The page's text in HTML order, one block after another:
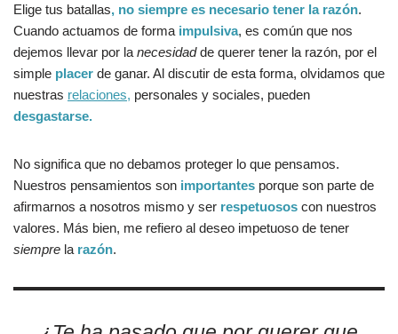
Elige tus batallas, no siempre es necesario tener la razón.
Cuando actuamos de forma impulsiva, es común que nos
dejemos llevar por la necesidadde querer tener la razón, por el
simple placer de ganar. Al discutir de esta forma, olvidamos que
nuestras relaciones, personales y sociales, pueden
desgastarse.
No significa que no debamos proteger lo que pensamos.
Nuestros pensamientos son importantes porque son parte de
afirmarnos a nosotros mismo y ser respetuosos con nuestros
valores. Más bien, me refiero al deseo impetuoso de tener
siempre la razón.